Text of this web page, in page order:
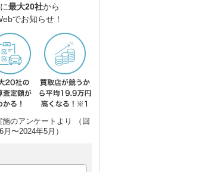
に最大20社から
でお知らせ！
のアンケートより （回
〜2024年5月）